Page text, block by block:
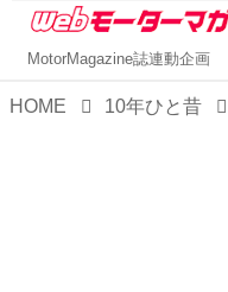
MotorMagazine誌連動企画
HOME 10年ひと昔